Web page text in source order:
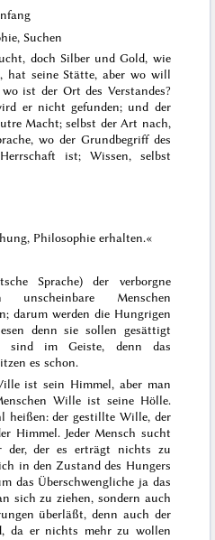
Suchen
doch Silber und Gold, wie
hat seine Stätte, aber wo will
ist der Ort des Verstandes?
er nicht gefunden; und der
Macht; selbst der Art nach,
wo der Grundbegriff des
Herrschaft ist; Wissen, selbst
Philosophie erhalten.«
Sprache) der verborgne
Menschen
darum werden die Hungrigen
dennsie sollen gesättigt
sind im Geiste, denn das
es schon.
ist sein Himmel, aber man
Wille ist seine Hölle.
heißen: der gestillte Wille, der
Himmel. Jeder Mensch sucht
der, der es erträgt nichts zu
in den Zustand des Hungers
das Überschwengliche ja das
sich zu ziehen, sondern auch
überläßt, denn auch der
da er nichts mehr zu wollen